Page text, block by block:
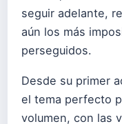
seguir adelante,
aún los más
perseguidos.
Desde su primer
el tema perfecto
volumen, con las